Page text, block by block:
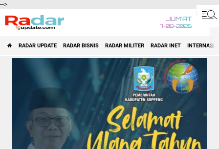
-->
JUM'AT
7-08-2026
RADAR UPDATE RADAR BISNIS RADAR MILITER RADAR INET